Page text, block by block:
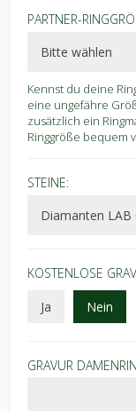
PARTNER-
Kennst du deine
eine ungefähre
zusätzlich ein
Ringgröße bequem
STEINE:
KOSTENLOSE
Ja
Nein
GRAVUR